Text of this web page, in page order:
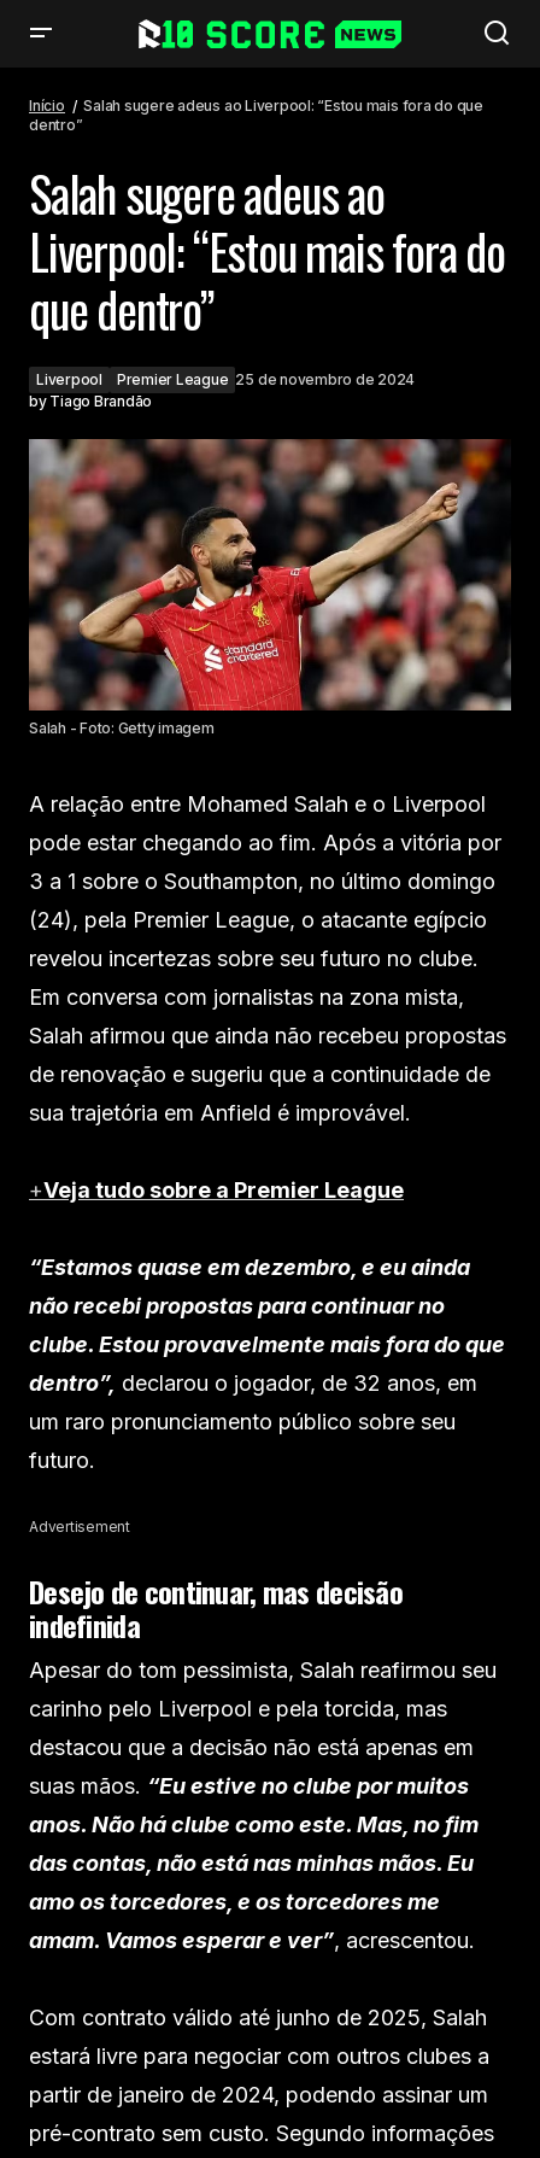
Início
Salah sugere adeus ao Liverpool: “Estou mais fora do que
dentro”
Salah sugere adeus ao
Liverpool: “Estou mais fora do
que dentro”
Liverpool Premier League 25 de novembro de 2024
by Tiago Brandão
Salah - Foto: Getty imagem
A relação entre Mohamed Salah e o Liverpool
pode estar chegando ao fim. Após a vitória por
3 a 1 sobre o Southampton, no último domingo
(24), pela Premier League, o atacante egípcio
revelou incertezas sobre seu futuro no clube.
Em conversa com jornalistas na zona mista,
Salah afirmou que ainda não recebeu propostas
de renovação e sugeriu que a continuidade de
sua trajetória em Anfield é improvável.
+Veja tudo sobre a Premier League
“Estamos quase em dezembro, e eu ainda
não recebi propostas para continuar no
clube. Estou provavelmente mais fora do que
dentro”, declarou o jogador, de 32 anos, em
um raro pronunciamento público sobre seu
futuro.
Advertisement
Desejo de continuar, mas decisão
indefinida
Apesar do tom pessimista, Salah reafirmou seu
carinho pelo Liverpool e pela torcida, mas
destacou que a decisão não está apenas em
suas mãos. “Eu estive no clube por muitos
anos. Não há clube como este. Mas, no fim
das contas, não está nas minhas mãos. Eu
amo os torcedores, e os torcedores me
amam. Vamos esperar e ver”, acrescentou.
Com contrato válido até junho de 2025, Salah
estará livre para negociar com outros clubes a
partir de janeiro de 2024, podendo assinar um
pré-contrato sem custo. Segundo informações